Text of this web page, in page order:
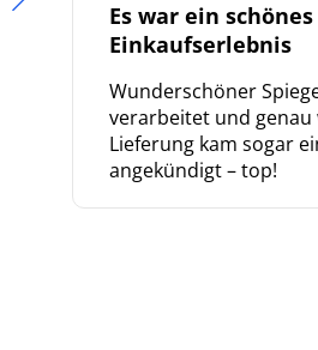
Es war ein schönes
Einkaufserlebnis
Wunderschöner
verarbeitet und genau
Lieferung kam sogar
angekündigt – top!